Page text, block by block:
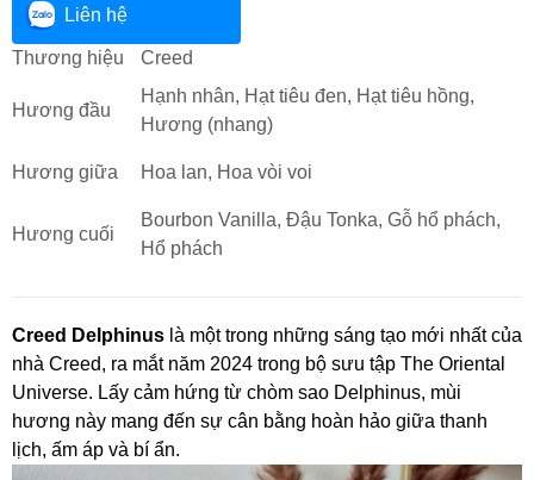
Liên hệ
Thương hiệu Creed
Hương đầu
Hạnh nhân, Hạt tiêu đen, Hạt tiêu hồng,
Hương (nhang)
Hương giữa Hoa lan, Hoa vòi voi
Hương cuối
Bourbon Vanilla, Đậu Tonka, Gỗ hổ phách,
Hổ phách
Creed Delphinus là một trong những sáng tạo mới nhất của
nhà Creed, ra mắt năm 2024 trong bộ sưu tập The Oriental
Universe. Lấy cảm hứng từ chòm sao Delphinus, mùi
hương này mang đến sự cân bằng hoàn hảo giữa thanh
lịch, ấm áp và bí ẩn.